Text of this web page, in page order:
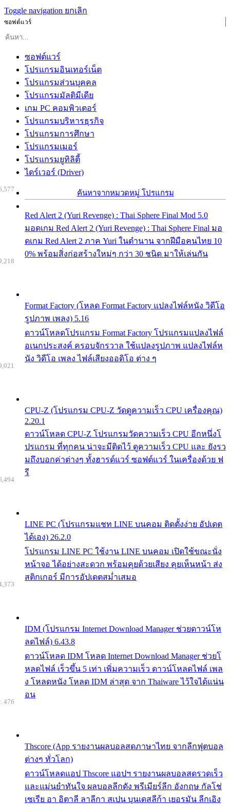
Toggle navigation ยกเลิก
ซอฟต์แวร์
ซอฟต์แวร์
โปรแกรมอินเทอร์เน็ต
โปรแกรมส่วนบุคคล
โปรแกรมมัลติมีเดีย
เกม PC คอมพิวเตอร์
โปรแกรมบริหารธุรกิจ
โปรแกรมการศึกษา
โปรแกรมเมอร์
โปรแกรมยูทิลิตี้
ไดร์เวอร์ (Driver)
ค้นหาจากหมวดหมู่ โปรแกรม
Red Alert 2 (Yuri Revenge) : Thai Sphere Final Mod 5.0
มอดเกม Red Alert 2 (Yuri Revenge) : Thai Sphere Final มอ
ดเกม Red Alert 2 ภาค Yuri ในตำนาน จากฝีมือคนไทย 10
0% พร้อมสิ่งก่อสร้างใหม่ๆ กว่า 30 ชนิด มาให้เล่นกัน
Format Factory (โหลด Format Factory แปลงไฟล์หนัง วิดีโอ
รูปภาพ เพลง) 5.16
ดาวน์โหลดโปรแกรม Format Factory โปรแกรมแปลงไฟล์
อเนกประสงค์ ครอบจักรวาล ใช้แปลงรูปภาพ แปลงไฟล์ห
นัง วิดีโอ เพลง ไฟล์เสียงออดิโอ ต่าง ๆ
CPU-Z (โปรแกรม CPU-Z วัดดูความเร็ว CPU เครื่องคุณ)
2.20.1
ดาวน์โหลด CPU-Z โปรแกรมวัดความเร็ว CPU อีกหนึ่งโ
ปรแกรม ที่ทุกคน น่าจะมีติดไว้ ดูความเร็ว CPU และ ยังรว
มถึงบอกค่าต่างๆ ทั้งฮารด์แวร์ ซอฟต์แวร์ ในเครื่องด้วย ฟ
รี
LINE PC (โปรแกรมแชท LINE บนคอม ติดตั้งง่าย อัปเดต
ได้เอง) 26.2.0
โปรแกรม LINE PC ใช้งาน LINE บนคอม เปิดใช้ขณะนั่ง
หน้าจอ ได้อย่างสะดวก พร้อมคุยด้วยเสียง คุยเห็นหน้า ส่ง
สติกเกอร์ มีการอัปเดตสม่ำเสมอ
IDM (โปรแกรม Internet Download Manager ช่วยดาวน์โห
ลดไฟล์) 6.43.8
ดาวน์โหลด IDM โหลด Internet Download Manager ช่วยโ
หลดไฟล์ เร็วขึ้น 5 เท่า เพิ่มความเร็ว ดาวน์โหลดไฟล์ เพล
ง โหลดหนัง โหลด IDM ล่าสุด จาก Thaiware ไว้ใจได้แน่น
อน
Thscore (App รายงานผลบอลสดภาษาไทย จากลีกฟุตบอล
ต่างๆ ทั่วโลก)
ดาวน์โหลดแอป Thscore แอปฯ รายงานผลบอลสดรวดเร็ว
และแม่นยำทันใจ ผลบอลลีกดัง พรีเมียร์ลีก อังกฤษ กัลโช่
เซเรีย อา อิตาลี ลาลีกา สเปน บุนเดสลีก้า เยอรมัน ลีกเอิง
476